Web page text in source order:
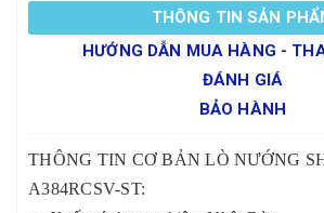
THÔNG TIN SẢN
HƯỚNG DẪN MUA HÀNG -
ĐÁNH GIÁ
BẢO HÀNH
THÔNG TIN CƠ BẢN LÒ NƯỚNG
A384RCSV-ST: